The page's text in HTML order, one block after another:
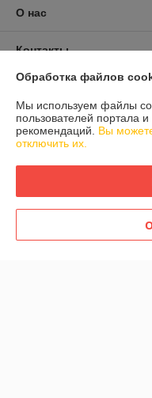
О нас
Контакты
Доставка и оплата
График работы
Политика обработки
Обработка файлов
Мы используем файлы
пользователей портала
рекомендаций. Вы
отключить их.